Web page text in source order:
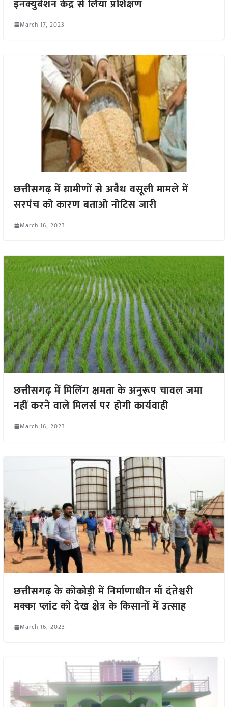
इनक्युबेशन केंद्र से लिया प्रशिक्षण
March 17, 2023
छत्तीसगढ़ में ग्रामीणों से अवैध वसूली मामले में
सरपंच को कारण बताओ नोटिस जारी
March 16, 2023
छत्तीसगढ़ में मिलिंग क्षमता के अनुरूप चावल जमा
नहीं करने वाले मिलर्स पर होगी कार्यवाही
March 16, 2023
छत्तीसगढ़ के कोकोड़ी में निर्माणाधीन माँ दंतेश्वरी
मक्का प्लांट को देख क्षेत्र के किसानों में उत्साह
March 16, 2023